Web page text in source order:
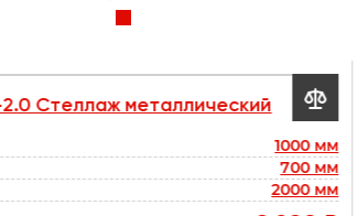
Стеллаж металлический
1000 мм
700 мм
2000 мм
